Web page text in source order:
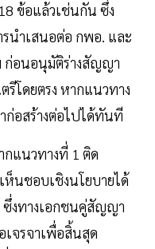
ข้อแล้วเช่นกัน ซึ่ง
นำเสนอต่อ กพอ. และ
ก่อนอนุมัติร่างสัญญา
โดยตรง หากแนวทาง
ก่อสร้างต่อไปได้ทันที
แนวทางที่ 1 ติด
ห็นชอบเชิงนโยบายได้
งทางเอกชนคู่สัญญา
เจรจาเพื่อสิ้นสุด